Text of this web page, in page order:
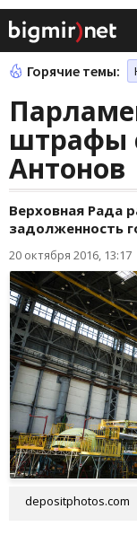
Горячие темы:
штрафы
Антонов
Верховная Рада
задолженность
20 октября 2016, 13:17
depositphotos.com